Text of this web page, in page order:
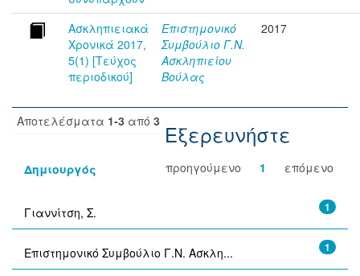
Ασκληπιειακά
Χρονικά 2017,
5(1) [Τεύχος
περιοδικού]
Επιστημονικό
Συμβούλιο Γ.Ν.
Ασκληπιείου
Βούλας
2017
Αποτελέσματα 1-3 από 3
προηγούμενο 1 επόμενο
Εξερευνήστε
Δημιουργός
1
Γιαννίτση, Σ.
1
Επιστημονικό Συμβούλιο Γ.Ν. Ασκλη...